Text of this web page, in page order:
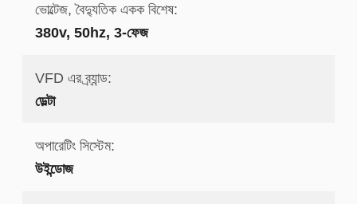
ভোল্টেজ, বৈদ্যুতিক একক বিশেষ:
380v, 50hz, 3-ফেজ
VFD এর ব্র্যান্ড:
ডেল্টা
অপারেটিং সিস্টেম:
উইন্ডোজ